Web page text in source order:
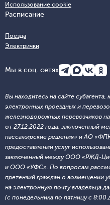
Использование cookie
Расписание
Поезда
Электрички
Мы в соц. сетях
Вы находитесь на сайте
электронных проездных и
железнодорожных перевозчиков
от 27.12.2022 года,
пассажирские решения» и АО
предоставлении услуг
заключенный между ООО «РЖД-
и ООО «УФС». По вопросам
претензий граждан о возмещении
на электронную почту владельца
(с понедельника по пятницу с